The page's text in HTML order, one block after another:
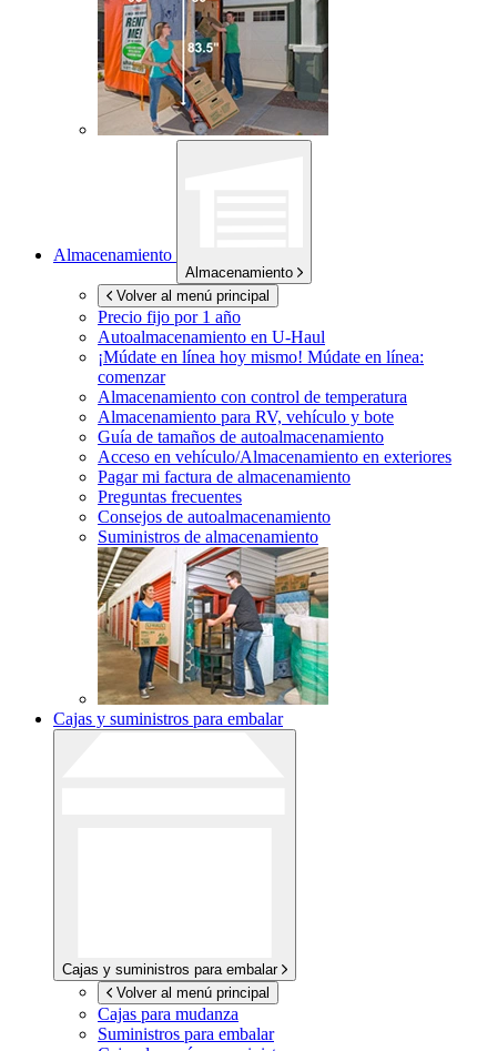
Almacenamiento
Almacenamiento
Volver al menú principal
Precio fijo por 1 año
Autoalmacenamiento en U-Haul
¡Múdate en línea hoy mismo! Múdate en línea:
comenzar
Almacenamiento con control de temperatura
Almacenamiento para RV, vehículo y bote
Guía de tamaños de autoalmacenamiento
Acceso en vehículo/Almacenamiento en exteriores
Pagar mi factura de almacenamiento
Preguntas frecuentes
Consejos de autoalmacenamiento
Suministros de almacenamiento
Cajas y suministros para embalar
Cajas y suministros para embalar
Volver al menú principal
Cajas para mudanza
Suministros para embalar